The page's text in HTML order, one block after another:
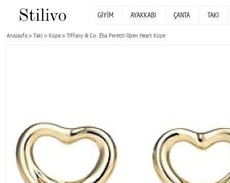
GİYİM AYAKKABI ÇANTA TAKI
Anasayfa Takı Küpe Tiffany & Co. Elsa Peretti Open Heart Küpe